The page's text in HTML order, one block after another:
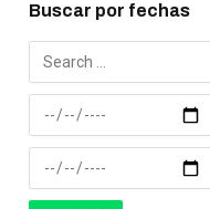
Buscar por fechas